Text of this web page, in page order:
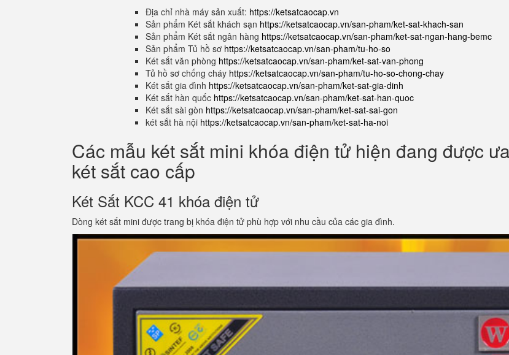
Địa chỉ nhà máy sản xuất: https://ketsatcaocap.vn
Sản phẩm Két sắt khách sạn https://ketsatcaocap.vn/san-pham/ket-sat-khach-san
Sản phẩm Két sắt ngân hàng https://ketsatcaocap.vn/san-pham/ket-sat-ngan-hang-bemc
Sản phẩm Tủ hồ sơ https://ketsatcaocap.vn/san-pham/tu-ho-so
Két sắt văn phòng https://ketsatcaocap.vn/san-pham/ket-sat-van-phong
Tủ hồ sơ chống cháy https://ketsatcaocap.vn/san-pham/tu-ho-so-chong-chay
Két sắt gia đình https://ketsatcaocap.vn/san-pham/ket-sat-gia-dinh
Két sắt hàn quốc https://ketsatcaocap.vn/san-pham/ket-sat-han-quoc
Két sắt sài gòn https://ketsatcaocap.vn/san-pham/ket-sat-sai-gon
két sắt hà nội https://ketsatcaocap.vn/san-pham/ket-sat-ha-noi
Các mẫu két sắt mini khóa điện tử hiện đang được
két sắt cao cấp
Két Sắt KCC 41 khóa điện tử
Dòng két sắt mini được trang bị khóa điện tử phù hợp với nhu cầu của các gia đình.